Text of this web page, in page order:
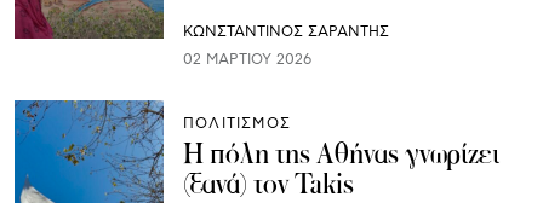
ΚΩΝΣΤΑΝΤΙΝΟΣ ΣΑΡΑΝΤΗΣ
02 ΜΑΡΤΊΟΥ 2026
ΠΟΛΙΤΙΣΜΟΣ
Η πόλη της Αθήνας γνωρίζει
(ξανά) τον Takis